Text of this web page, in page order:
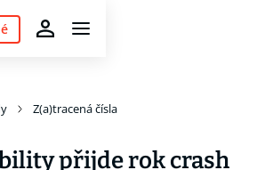
Z(a)tracená čísla
přijde rok crash